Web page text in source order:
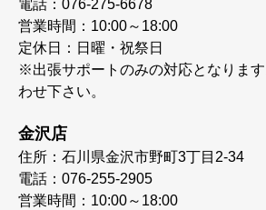
電話：076-275-6678
営業時間：10:00～18:00
定休日：日曜・祝祭日
※出張サポートのみの対応となりま
わせ下さい。
金沢店
住所：石川県金沢市野町3丁目2-34
電話：076-255-2905
営業時間：10:00～18:00